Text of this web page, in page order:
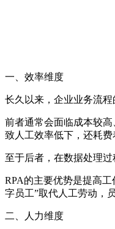
一、效率维度
长久以来，企业业务流
前者通常会面临成本较
致人工效率低下，还耗费
至于后者，在数据处理
RPA的主要优势是提高
字员工”取代人工劳动，
二、人力维度